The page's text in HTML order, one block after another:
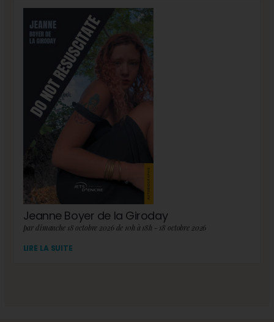
Jeanne Boyer de la Giroday
par dimanche 18 octobre 2026 de 10h à 18h - 18 octobre 2026
LIRE LA SUITE